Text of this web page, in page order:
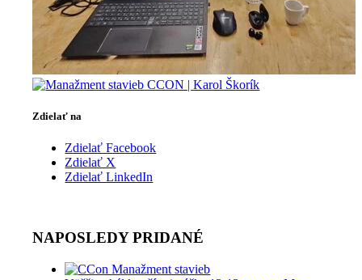
Zdielať na
Zdielať Facebook
Zdielať X
Zdielať LinkedIn
NAPOSLEDY PRIDANÉ